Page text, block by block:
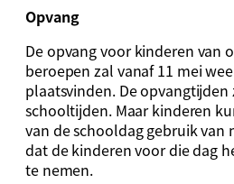
Opvang
De opvang voor kinderen van
beroepen zal vanaf 11 mei
plaatsvinden. De
schooltijden. Maar kinderen
van de schooldag gebruik van
dat de kinderen voor die dag
te nemen.